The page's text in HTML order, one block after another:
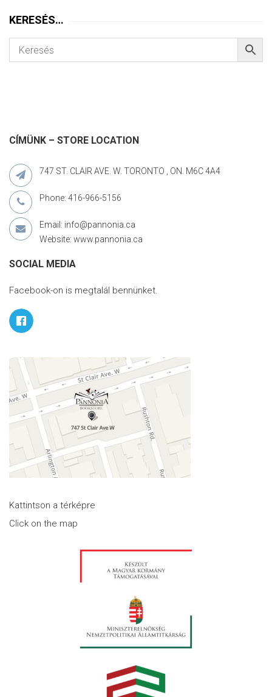
KERESÉS…
CÍMÜNK – STORE LOCATION
747 ST. CLAIR AVE. W. TORONTO , ON. M6C 4A4
Phone: 416-966-5156
Email: info@pannonia.ca
Website: www.pannonia.ca
SOCIAL MEDIA
Facebook-on is megtalál bennünket.
Kattintson a térképre
Click on the map